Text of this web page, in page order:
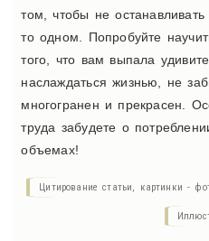
том, чтобы не
то одном. Попробуйте
того, что вам выпала
наслаждаться жизнью, не
многогранен и прекрасен.
труда забудете о
объемах!
Цитирование статьи, картинки -